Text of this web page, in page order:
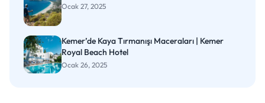
Ocak 27, 2025
Kemer’de Kaya Tırmanışı Maceraları | Kemer
Royal Beach Hotel
Ocak 26, 2025